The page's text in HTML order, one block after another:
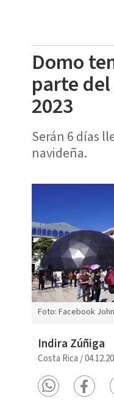
Domo
parte
2023
Serán 6 días
navideña.
Foto: Facebook
Indira Zúñiga
Costa Rica /